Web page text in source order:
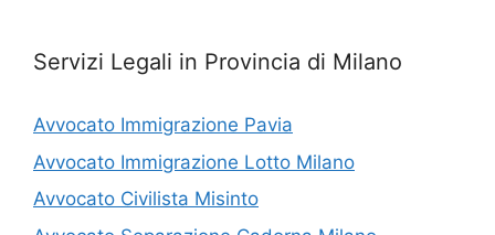
Servizi Legali in Provincia di Milano
Avvocato Immigrazione Pavia
Avvocato Immigrazione Lotto Milano
Avvocato Civilista Misinto